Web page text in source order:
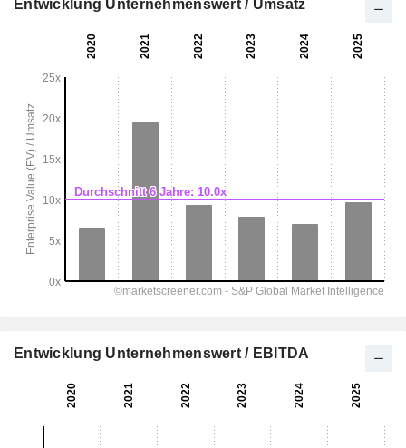
Entwicklung Unternehmenswert / Umsatz
Entwicklung Unternehmenswert / EBITDA